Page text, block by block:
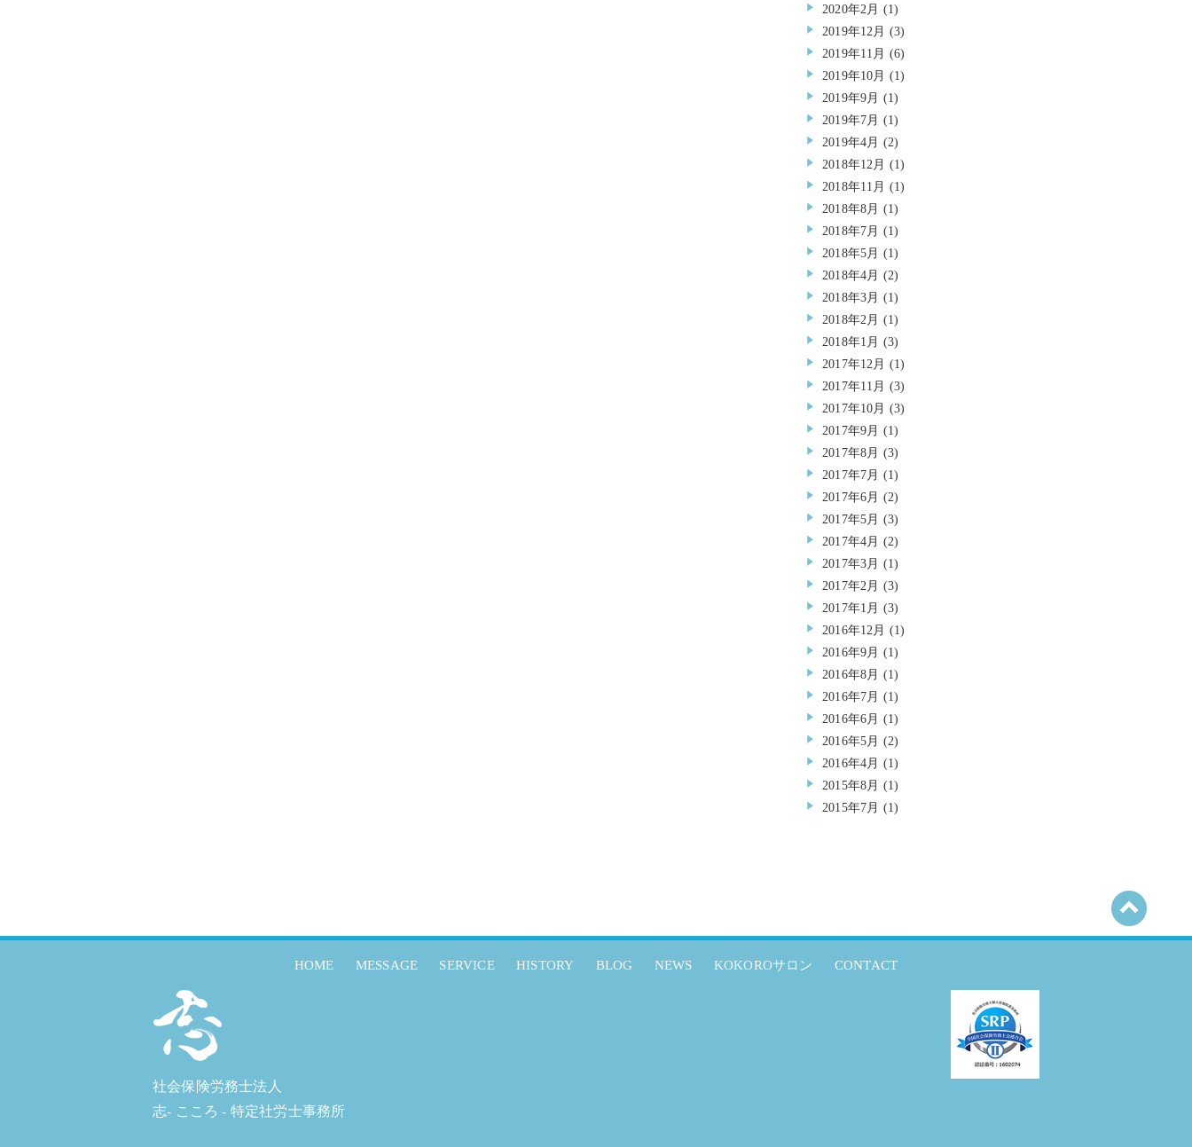
2020年2月 (1)
2019年12月 (3)
2019年11月 (6)
2019年10月 (1)
2019年9月 (1)
2019年7月 (1)
2019年4月 (2)
2018年12月 (1)
2018年11月 (1)
2018年8月 (1)
2018年7月 (1)
2018年5月 (1)
2018年4月 (2)
2018年3月 (1)
2018年2月 (1)
2018年1月 (3)
2017年12月 (1)
2017年11月 (3)
2017年10月 (3)
2017年9月 (1)
2017年8月 (3)
2017年7月 (1)
2017年6月 (2)
2017年5月 (3)
2017年4月 (2)
2017年3月 (1)
2017年2月 (3)
2017年1月 (3)
2016年12月 (1)
2016年9月 (1)
2016年8月 (1)
2016年7月 (1)
2016年6月 (1)
2016年5月 (2)
2016年4月 (1)
2015年8月 (1)
2015年7月 (1)
HOME MESSAGE SERVICE HISTORY BLOG NEWS KOKOROサロン CONTACT
社会保険労務士法人
志- こころ - 特定社労士事務所